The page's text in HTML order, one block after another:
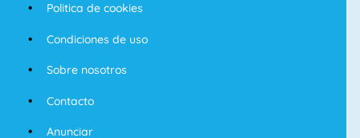
Politica de cookies
Condiciones de uso
Sobre nosotros
Contacto
Anunciar